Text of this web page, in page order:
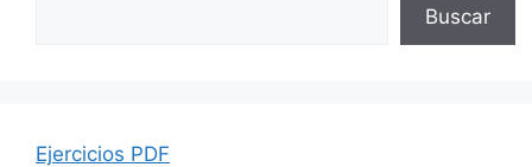
Buscar
Ejercicios PDF